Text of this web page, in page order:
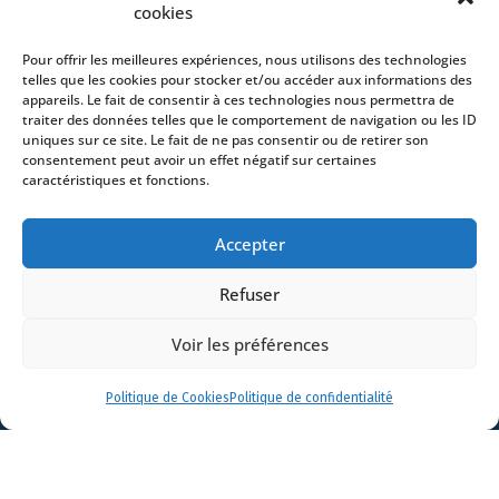
cookies
Pour offrir les meilleures expériences, nous utilisons des technologies
telles que les cookies pour stocker et/ou accéder aux informations des
appareils. Le fait de consentir à ces technologies nous permettra de
traiter des données telles que le comportement de navigation ou les ID
uniques sur ce site. Le fait de ne pas consentir ou de retirer son
consentement peut avoir un effet négatif sur certaines
caractéristiques et fonctions.
Accepter
Refuser
Voir les préférences
Politique de Cookies Politique de confidentialité
Bureaux
Avocats
Actualités
Contact
3 boulevard de Louvain – 13008 Marseille – France –
Catherine – 33000 Bordeaux – France -